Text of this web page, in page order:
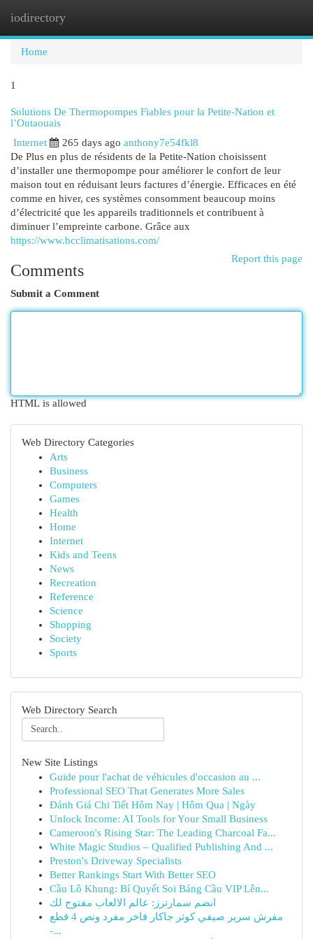
iodirectory
Home
1
Solutions De Thermopompes Fiables pour la Petite-Nation et
l’Outaouais
Internet
265 days ago anthony7e54fkl8
De Plus en plus de résidents de la Petite-Nation choisissent
d’installer une thermopompe pour améliorer le confort de leur
maison tout en réduisant leurs factures d’énergie. Efficaces en été
comme en hiver, ces systèmes consomment beaucoup moins
d’électricité que les appareils traditionnels et contribuent à
diminuer l’empreinte carbone. Grâce aux
https://www.bcclimatisations.com/
Report this page
Comments
Submit a Comment
HTML is allowed
Web Directory Categories
Arts
Business
Computers
Games
Health
Home
Internet
Kids and Teens
News
Recreation
Reference
Science
Shopping
Society
Sports
Web Directory Search
New Site Listings
Guide pour l'achat de véhicules d'occasion au ...
Professional SEO That Generates More Sales
Đánh Giá Chi Tiết Hôm Nay | Hôm Qua | Ngày
Unlock Income: AI Tools for Your Small Business
Cameroon's Rising Star: The Leading Charcoal Fa...
White Magic Studios – Qualified Publishing And ...
Preston's Driveway Specialists
Better Rankings Start With Better SEO
Cầu Lô Khung: Bí Quyết Soi Bảng Cầu VIP Lên...
انضم سمارترز: عالم الالعاب مفتوح لك
مفرش سرير صيفي كوثر جاكار فاخر مفرد ونص 4 قطع
-...